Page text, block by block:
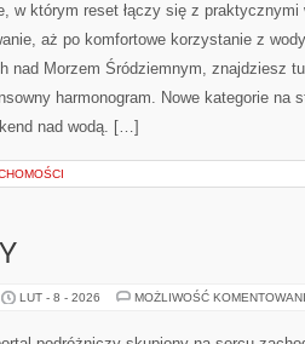
w którym reset łączy się z praktycznymi
aż po komfortowe korzystanie z
nad Morzem Śródziemnym, znajdziesz
harmonogram. Nowe kategorie na
nad wodą. […]
LUT - 8 - 2026 MOŻLIWOŚĆ